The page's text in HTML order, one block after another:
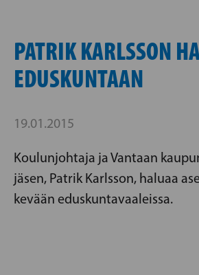
PATRIK KARLSSON
EDUSKUNTAAN
19.01.2015
Koulunjohtaja ja Vantaan
jäsen, Patrik Karlsson, haluaa
kevään eduskuntavaaleissa.